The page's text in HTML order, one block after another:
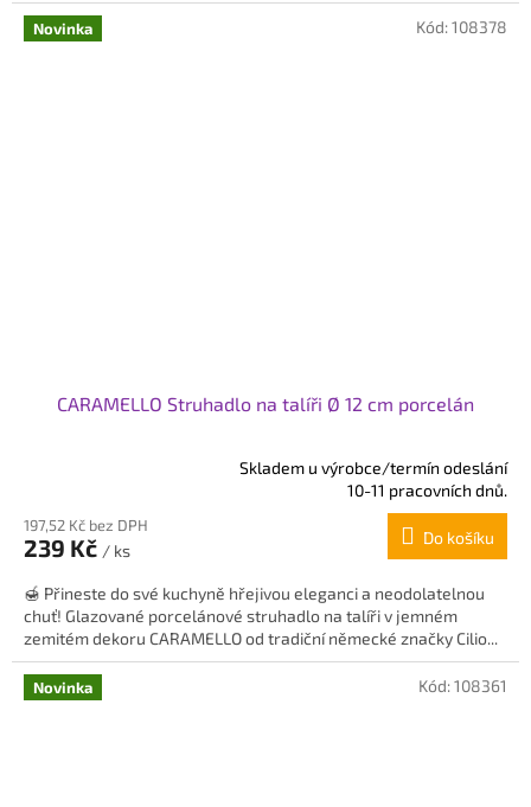
Novinka
CARAMELLO Struhadlo na talíři Ø 12 cm porcelán
produktu
je
z
5
hvězdiček.
Skladem u výrobce/termín odeslání
10-11 pracovních dnů.
197,52 Kč bez DPH
239 Kč / ks
Do košíku
🍯 Přineste do své kuchyně hřejivou eleganci a neodolatelnou
chuť! Glazované porcelánové struhadlo na talíři v jemném
zemitém dekoru CARAMELLO od tradiční německé značky Cilio...
Kód:108378
Novinka Kód:108361